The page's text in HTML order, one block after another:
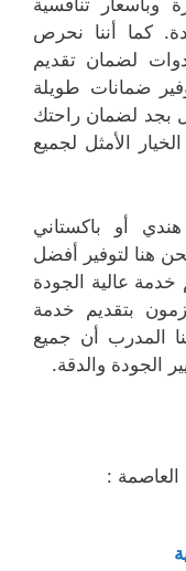
وبأسعار تنافسية
كما أننا نحرص
لضمان تقديم
ضمانات طويلة
بجد لضمان راحتك
الأمثل لجميع
أو باكستاني
هنا لتوفير أفضل
خدمة عالية الجودة
بتقديم خدمة
المدرب أن جميع
الجودة والدقة.
: